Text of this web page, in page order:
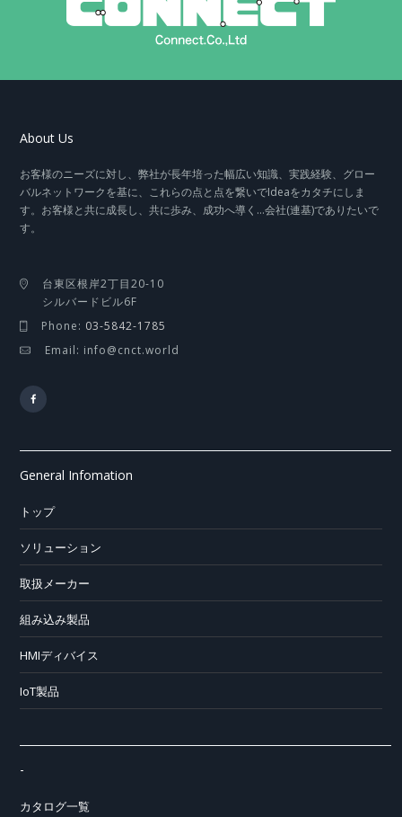
About Us
お客様のニーズに対し、弊社が長年培った幅広い知識、実践経験、グロー
バルネットワークを基に、これらの点と点を繋いでIdeaをカタチにしま
す。お客様と共に成長し、共に歩み、成功へ導く…会社(連基)でありたいで
す。
台東区根岸2丁目20-10
シルバードビル6F
Phone: 03-5842-1785
Email: info@cnct.world
General Infomation
トップ
ソリューション
取扱メーカー
組み込み製品
HMIディバイス
IoT製品
-
カタログ一覧